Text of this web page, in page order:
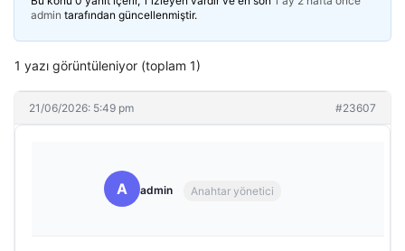
admin tarafından güncellenmiştir.
1 yazı görüntüleniyor (toplam 1)
21/06/2026: 5:49 pm #23607
A admin Anahtar yönetici